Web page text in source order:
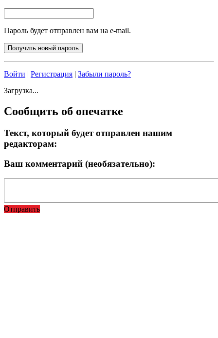
Пароль будет отправлен вам на e-mail.
Войти | Регистрация | Забыли пароль?
Загрузка...
Сообщить об опечатке
Текст, который будет отправлен нашим
редакторам:
Ваш комментарий (необязательно):
Отправить